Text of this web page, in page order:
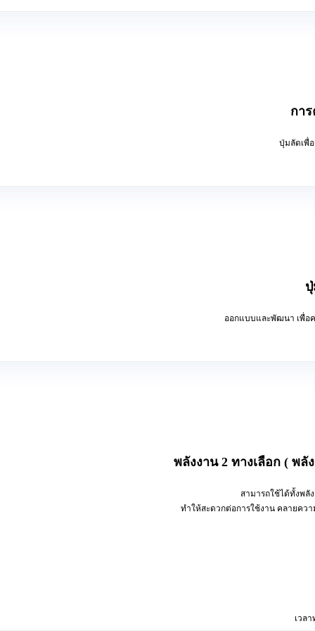
กา
ปุ่มลัดเพื่
ออกแบบและพัฒนา เพื่อ
พลังงาน 2 ทางเลือก ( พ
สามารถใช้ได้ทั้งพลั
ทำให้สะดวกต่อการใช้งาน คลายคว
เวลา